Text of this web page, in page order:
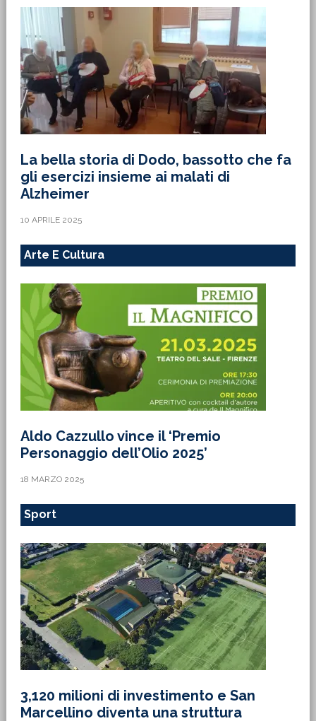
La bella storia di Dodo, bassotto che fa
gli esercizi insieme ai malati di
Alzheimer
10 APRILE 2025
Arte E Cultura
Aldo Cazzullo vince il ‘Premio
Personaggio dell’Olio 2025’
18 MARZO 2025
Sport
3,120 milioni di investimento e San
Marcellino diventa una struttura